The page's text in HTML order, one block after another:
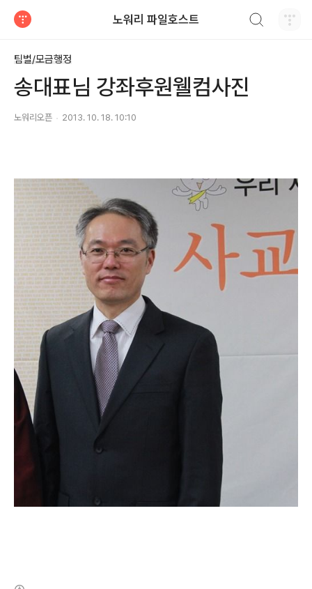
노워리 파일호스트
팀별/모금행정
송대표님 강좌후원웰컴사진
노워리오픈 2013. 10. 18. 10:10